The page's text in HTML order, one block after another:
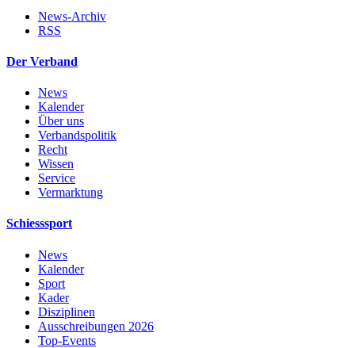
News-Archiv
RSS
Der Verband
News
Kalender
Über uns
Verbandspolitik
Recht
Wissen
Service
Vermarktung
Schiesssport
News
Kalender
Sport
Kader
Disziplinen
Ausschreibungen 2026
Top-Events